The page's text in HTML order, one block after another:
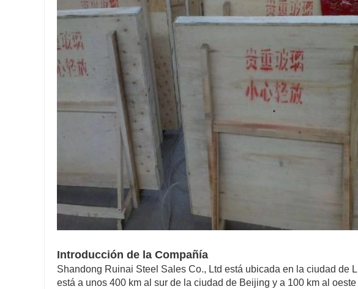
Introducción de la Compañía
Shandong Ruinai Steel Sales Co., Ltd está ubicada en la ciudad de
está a unos 400 km al sur de la ciudad de Beijing y a 100 km al